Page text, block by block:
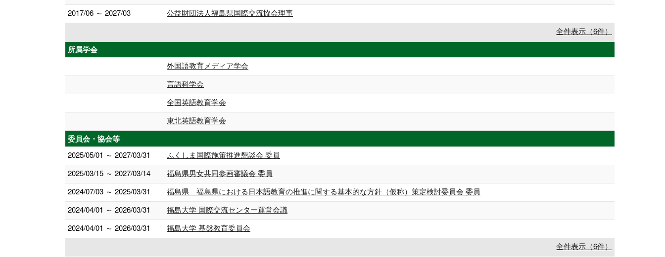
2017/06 ～ 2027/03
公益財団法人福島県国際交流協会理事
全件表示（6件）
所属学会
外国語教育メディア学会
言語科学会
全国英語教育学会
東北英語教育学会
委員会・協会等
2025/05/01 ～ 2027/03/31
ふくしま国際施策推進懇談会 委員
2025/03/15 ～ 2027/03/14
福島県男女共同参画審議会 委員
2024/07/03 ～ 2025/03/31
福島県 福島県における日本語教育の推進に関する基本的な方針（仮称）策定検討委員会 委員
2024/04/01 ～ 2026/03/31
福島大学 国際交流センター運営会議
2024/04/01 ～ 2026/03/31
福島大学 基盤教育委員会
全件表示（6件）